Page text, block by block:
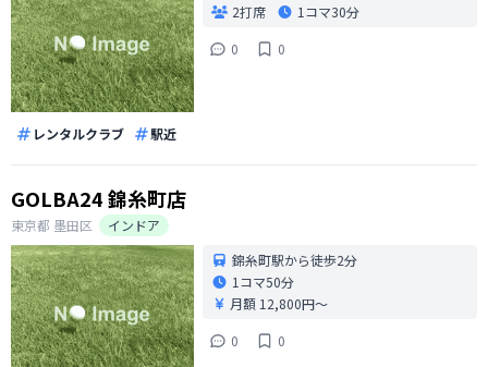
2打席
1コマ30分
0
0
レンタルクラブ 駅近
GOLBA24 錦糸町店
東京都 墨田区
インドア
錦糸町駅から徒歩2分
1コマ50分
月額 12,800円〜
0
0